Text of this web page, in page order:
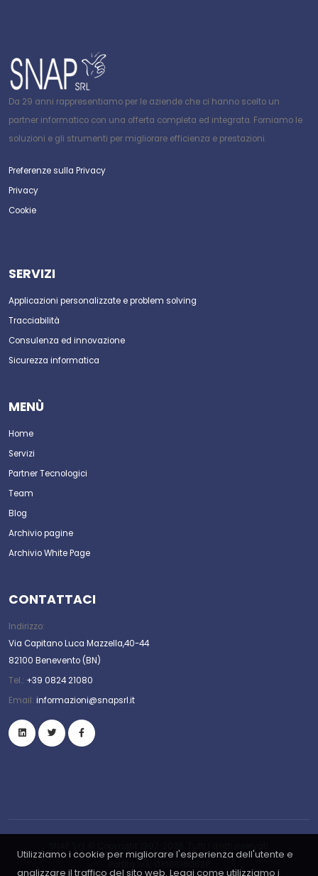
Utilizziamo i cookie per migliorare l'esperienza dell'utente e
analizzare il traffico del sito web. Leggi come utilizziamo i
Da 29 anni rappresentiamo per le aziende che ci hanno scelto un
partner informatico con una offerta completa ed integrata. Forniamo le
soluzioni e gli strumenti per migliorare efficienza e prestazioni.
Preferenze sulla Privacy
Privacy
Cookie
SERVIZI
Applicazioni personalizzate e problem solving
Tracciabilità
Consulenza ed innovazione
Sicurezza informatica
MENÙ
Home
Servizi
Partner Tecnologici
Team
Blog
Archivio pagine
Archivio White Page
CONTATTACI
Indirizzo:
Via Capitano Luca Mazzella,40-44
82100 Benevento (BN)
Tel.: +39 0824 21080
Email: informazioni@snapsrl.it